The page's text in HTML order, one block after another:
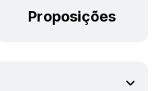
Proposições